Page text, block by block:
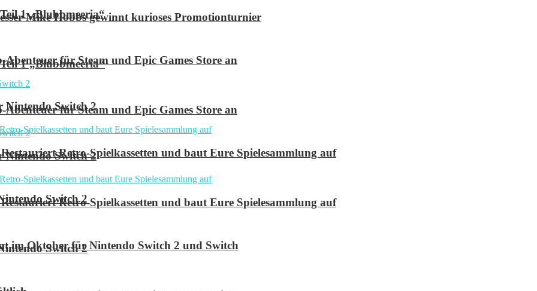
1 „Blubbmeeria“
für Steam und Epic Games Store an
Nintendo Switch 2
Retro-Spielkassetten und baut Eure Spielesammlung auf
Switch 2
im Oktober für Nintendo Switch 2 und Switch
Mike Hobbs gewinnt kurioses Promotionturnier
1 „Blubbmeeria“
für Steam und Epic Games Store an
Nintendo Switch 2
Retro-Spielkassetten und baut Eure Spielesammlung auf
Switch 2